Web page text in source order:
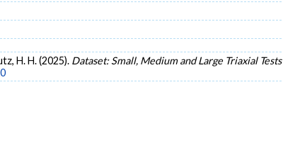
H. H. (2025). Dataset: Small, Medium and Large Triaxial Tests